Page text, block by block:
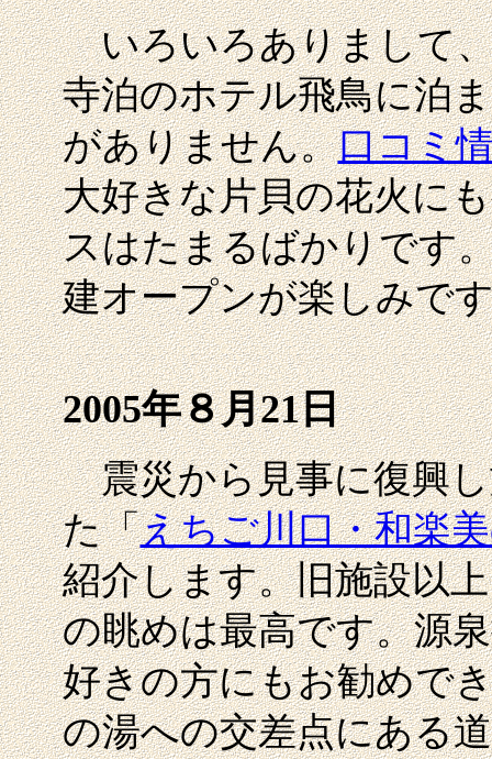
いろいろありまして、
寺泊のホテル飛鳥に泊
がありません。口コミ
大好きな片貝の花火に
スはたまるばかりです
建オープンが楽しみで
2005年８月21日
震災から見事に復興し
た「えちご川口・和楽
紹介します。旧施設以
の眺めは最高です。源
好きの方にもお勧めで
の湯への交差点にある